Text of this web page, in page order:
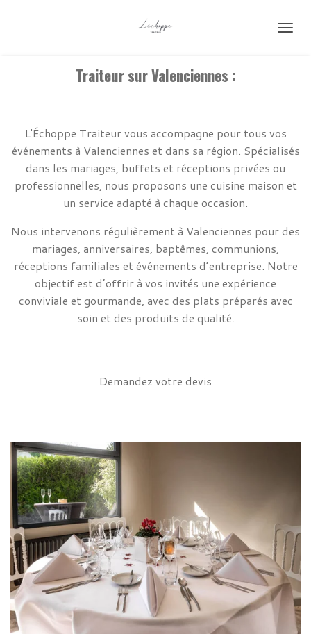
Traiteur sur Valenciennes :
L'Échoppe Traiteur vous accompagne pour tous vos
événements à Valenciennes et dans sa région. Spécialisés
dans les mariages, buffets et réceptions privées ou
professionnelles, nous proposons une cuisine maison et
un service adapté à chaque occasion.
Nous intervenons régulièrement à Valenciennes pour des
mariages, anniversaires, baptêmes, communions,
réceptions familiales et événements d’entreprise. Notre
objectif est d’offrir à vos invités une expérience
conviviale et gourmande, avec des plats préparés avec
soin et des produits de qualité.
Demandez votre devis